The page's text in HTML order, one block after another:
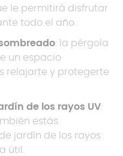
le permitirá disfrutar
todo el año.
: la pérgola
un espacio
relajarte y protegerte
de los rayos UV:
estás
jardín de los rayos
útil.